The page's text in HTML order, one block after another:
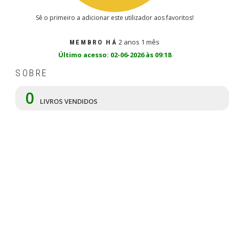
Sê o primeiro a adicionar este utilizador aos favoritos!
MEMBRO HÁ 2 anos 1 mês
Último acesso: 02-06-2026 às 09:18
SOBRE
0 LIVROS VENDIDOS